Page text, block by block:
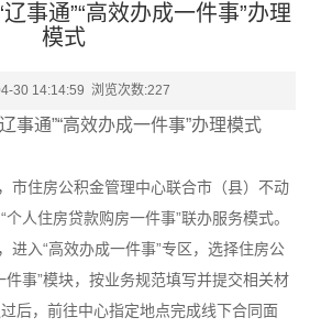
事通”“高效办成一件事”办理
模式
30 14:14:59 浏览次数:227
事通”“高效办成一件事”办理模式
住房公积金管理中心联合市（县）不动
人住房贷款购房一件事”联办服务模式。
进入“高效办成一件事”专区，选择住房公
件事”模块，按业务规范填写并提交相关材
后，前往中心指定地点完成线下合同面